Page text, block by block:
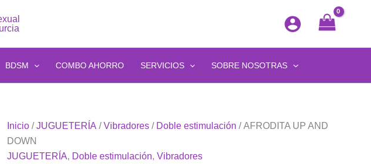
BDSM COMBO AHORRO SERVICIOS SOBRE NOSOTRAS
Inicio/JUGUETERÍA /Vibradores/ Doble estimulación / AFRODITA UP AND
DOWN
JUGUETERÍA, Doble estimulación, Vibradores
AFRODITA
UP
AND
DOWN